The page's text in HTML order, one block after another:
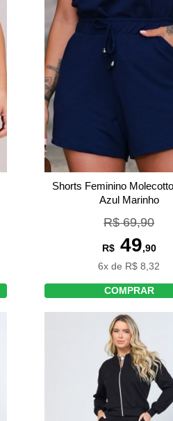
Shorts Feminino
Azul Marinho
R$ 69,90
R$49,90
6x de R$ 8,32
COMPRAR